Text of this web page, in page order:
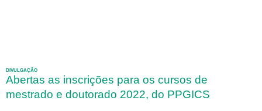
DIVULGAÇÃO
Abertas as inscrições para os cursos de
mestrado e doutorado 2022, do PPGICS